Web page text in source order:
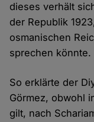
dieses verhält
der Republik
osmanischen
sprechen könnte.
So erklärte der
Görmez, obwohl
gilt, nach